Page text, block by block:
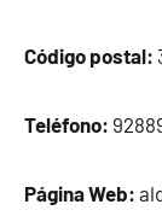
Código postal:
Teléfono:
Página Web: